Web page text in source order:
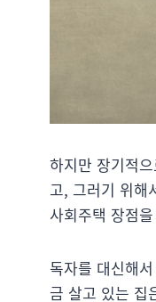
하지만 장기적
고, 그러기 위해
사회주택 장점
독자를 대신해
금 살고 있는 집